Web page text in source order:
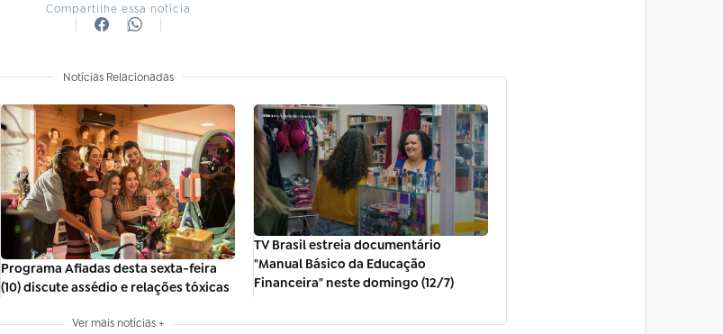
Compartilhe essa notícia
Notícias Relacionadas
Programa Afiadas desta sexta-feira
(10) discute assédio e relações tóxicas
TV Brasil estreia documentário
"Manual Básico da Educação
Financeira" neste domingo (12/7)
Ver mais notícias +